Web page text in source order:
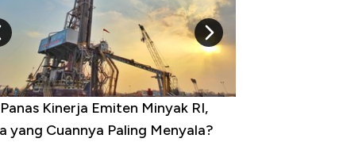
Kinerja Emiten Minyak RI,
yang Cuannya Paling Menyala?